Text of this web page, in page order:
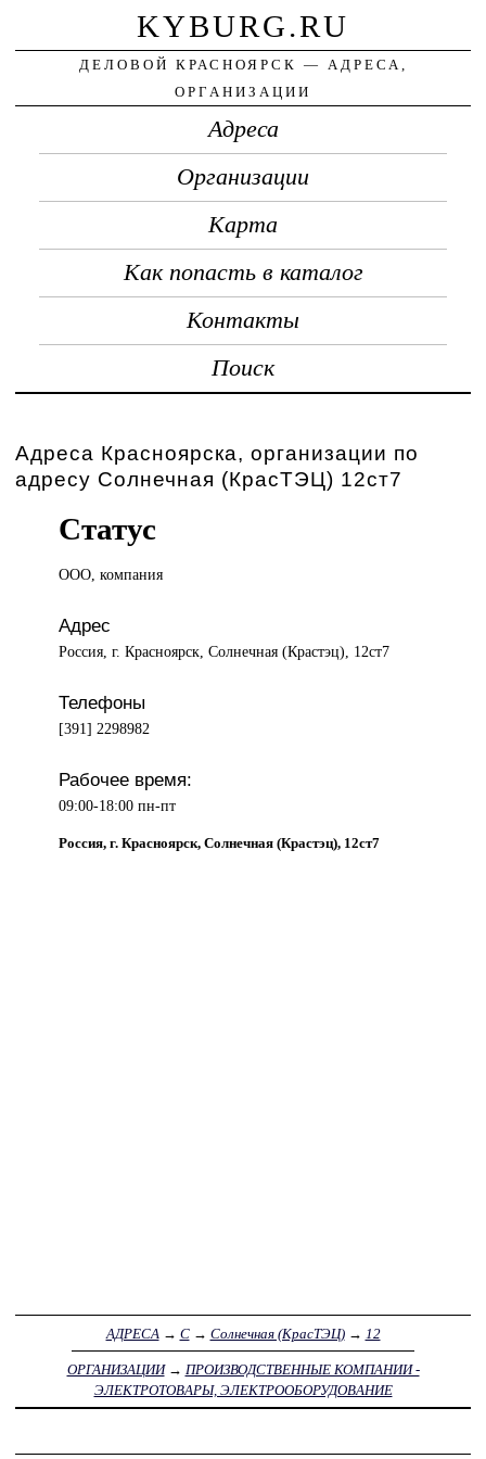
KYBURG.RU
ДЕЛОВОЙ КРАСНОЯРСК — АДРЕСА,
ОРГАНИЗАЦИИ
Адреса
Организации
Карта
Как попасть в каталог
Контакты
Поиск
Адреса Красноярска, организации по
адресу Солнечная (КрасТЭЦ) 12ст7
Статус
ООО, компания
Адрес
Россия, г. Красноярск, Солнечная (Крастэц), 12ст7
Телефоны
[391] 2298982
Рабочее время:
09:00-18:00 пн-пт
Россия, г. Красноярск, Солнечная (Крастэц), 12ст7
АДРЕСА → С→ Солнечная (КрасТЭЦ)→ 12
ОРГАНИЗАЦИИ→ ПРОИЗВОДСТВЕННЫЕ КОМПАНИИ -
ЭЛЕКТРОТОВАРЫ, ЭЛЕКТРООБОРУДОВАНИЕ